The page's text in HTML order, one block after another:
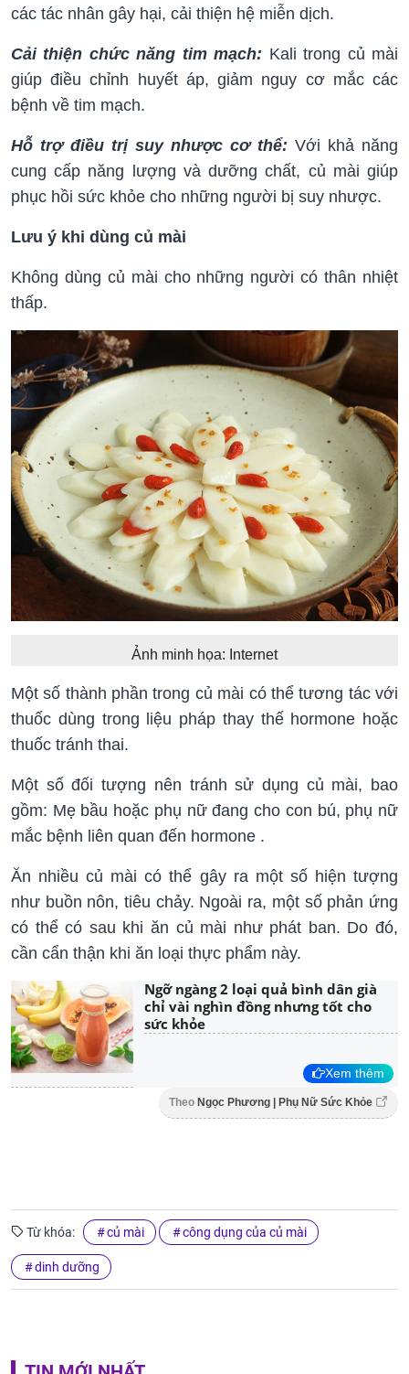
các tác nhân gây hại, cải thiện hệ miễn dịch.
Cải thiện chức năng tim mạch: Kali trong củ mài
giúp điều chỉnh huyết áp, giảm nguy cơ mắc các
bệnh về tim mạch.
Hỗ trợ điều trị suy nhược cơ thể: Với khả năng
cung cấp năng lượng và dưỡng chất, củ mài giúp
phục hồi sức khỏe cho những người bị suy nhược.
Lưu ý khi dùng củ mài
Không dùng củ mài cho những người có thân nhiệt
thấp.
Ảnh minh họa: Internet
Một số thành phần trong củ mài có thể tương tác với
thuốc dùng trong liệu pháp thay thế hormone hoặc
thuốc tránh thai.
Một số đối tượng nên tránh sử dụng củ mài, bao
gồm: Mẹ bầu hoặc phụ nữ đang cho con bú, phụ nữ
mắc bệnh liên quan đến hormone .
Ăn nhiều củ mài có thể gây ra một số hiện tượng
như buồn nôn, tiêu chảy. Ngoài ra, một số phản ứng
có thể có sau khi ăn củ mài như phát ban. Do đó,
cần cẩn thận khi ăn loại thực phẩm này.
Ngỡ ngàng 2 loại quả bình dân già
chỉ vài nghìn đồng nhưng tốt cho
sức khỏe
Xem thêm
Theo Ngọc Phương | Phụ Nữ Sức Khỏe
Từ khóa: củ mài công dụng của củ mài
dinh dưỡng